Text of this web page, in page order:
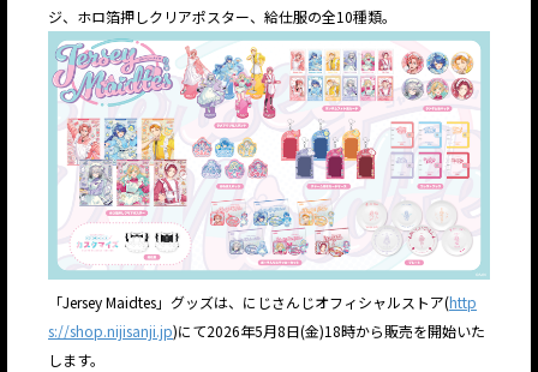
ジ、ホロ箔押しクリアポスター、給仕服の全10種類。
「Jersey Maidtes」グッズは、にじさんじオフィシャルストア(http
s://shop.nijisanji.jp)にて2026年5月8日(金)18時から販売を開始いた
します。